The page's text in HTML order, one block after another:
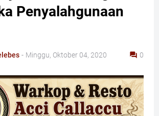
Penyalahgunaan
- Minggu, Oktober 04, 2020 0